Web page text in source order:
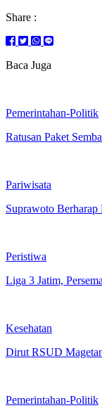
Share :
Baca Juga
Pemerintahan-Politik
Ratusan Paket
Pariwisata
Suprawoto Berharap
Peristiwa
Liga 3 Jatim,
Kesehatan
Dirut RSUD
Pemerintahan-Politik